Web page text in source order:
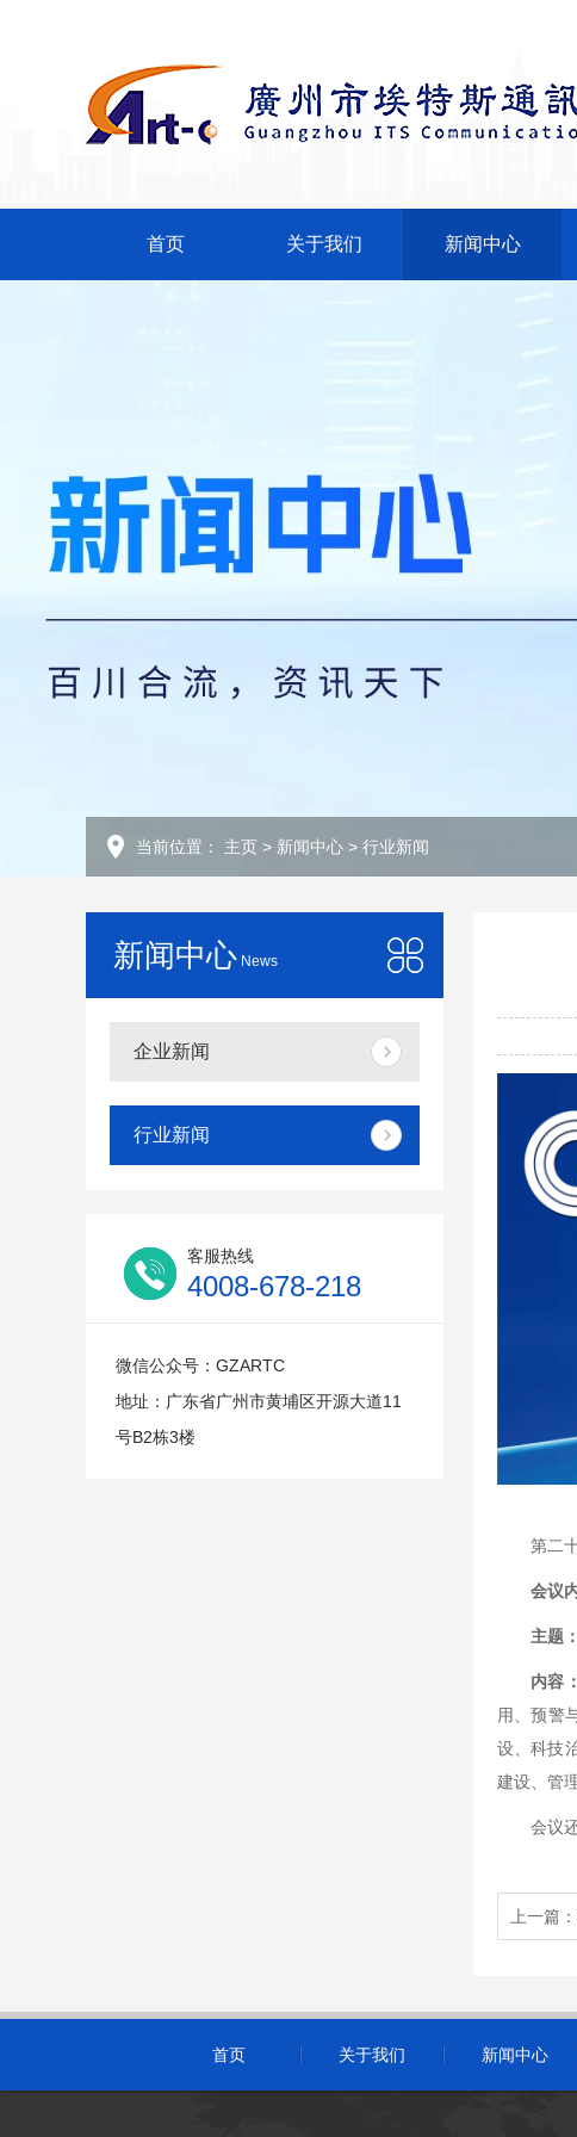
首页 关于我们 新闻中心
当前位置： 主页 > 新闻中心 > 行业新闻
新闻中心 News
企业新闻
行业新闻
客服热线
4008-678-218
微信公众号：GZARTC
地址：广东省广州市黄埔区开源大道11
号B2栋3楼
第二
会议
主题：
内容：
用、预警
设、科技
建设、管
会议
上一篇：
首页 关于我们 新闻中心